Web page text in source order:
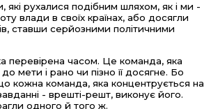
які рухалися подібним шляхом, як і ми -
влади в своїх країнах, або досягли
, ставши серйозними політичними
перевірена часом. Це команда, яка
мети і рано чи пізно її досягне. Бо
кожна команда, яка концентрується на
- врешті-решт,виконує його.
одного й того ж.